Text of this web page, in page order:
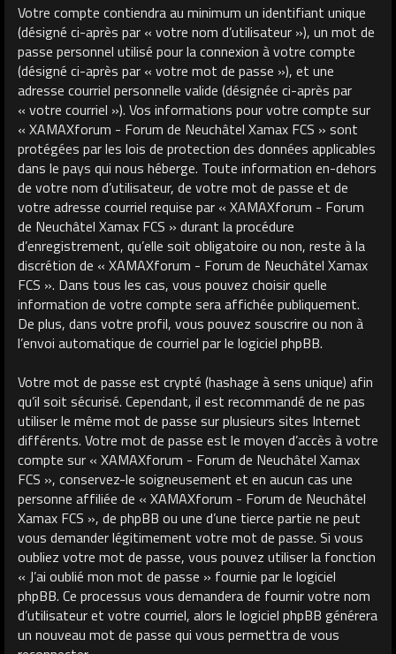
Votre compte contiendra au minimum un identifiant unique
(désigné ci-après par « votre nom d’utilisateur »), un mot de
passe personnel utilisé pour la connexion à votre compte
(désigné ci-après par « votre mot de passe »), et une
adresse courriel personnelle valide (désignée ci-après par
« votre courriel »). Vos informations pour votre compte sur
« XAMAXforum - Forum de Neuchâtel Xamax FCS » sont
protégées par les lois de protection des données applicables
dans le pays qui nous héberge. Toute information en-dehors
de votre nom d’utilisateur, de votre mot de passe et de
votre adresse courriel requise par « XAMAXforum - Forum
de Neuchâtel Xamax FCS » durant la procédure
d’enregistrement, qu’elle soit obligatoire ou non, reste à la
discrétion de « XAMAXforum - Forum de Neuchâtel Xamax
FCS ». Dans tous les cas, vous pouvez choisir quelle
information de votre compte sera affichée publiquement.
De plus, dans votre profil, vous pouvez souscrire ou non à
l’envoi automatique de courriel par le logiciel phpBB.
Votre mot de passe est crypté (hashage à sens unique) afin
qu’il soit sécurisé. Cependant, il est recommandé de ne pas
utiliser le même mot de passe sur plusieurs sites Internet
différents. Votre mot de passe est le moyen d’accès à votre
compte sur « XAMAXforum - Forum de Neuchâtel Xamax
FCS », conservez-le soigneusement et en aucun cas une
personne affiliée de « XAMAXforum - Forum de Neuchâtel
Xamax FCS », de phpBB ou une d’une tierce partie ne peut
vous demander légitimement votre mot de passe. Si vous
oubliez votre mot de passe, vous pouvez utiliser la fonction
« J’ai oublié mon mot de passe » fournie par le logiciel
phpBB. Ce processus vous demandera de fournir votre nom
d’utilisateur et votre courriel, alors le logiciel phpBB générera
un nouveau mot de passe qui vous permettra de vous